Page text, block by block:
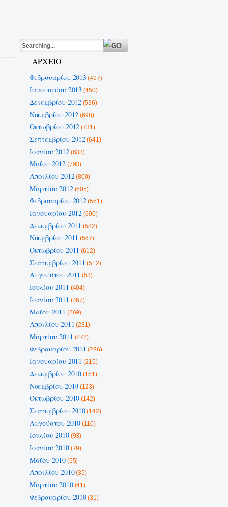
ΑΡΧΕΙΟ
Φεβρουαρίου 2013 (497)
Ιανουαρίου 2013 (450)
Δεκεμβρίου 2012(536)
Νοεμβρίου 2012(698)
Οκτωβρίου 2012(731)
Σεπτεμβρίου 2012(641)
Ιουνίου 2012(633)
Μαΐου 2012(793)
Απριλίου 2012(800)
Μαρτίου 2012(605)
Φεβρουαρίου 2012(551)
Ιανουαρίου 2012(600)
Δεκεμβρίου 2011 (582)
Νοεμβρίου 2011 (567)
Οκτωβρίου 2011 (612)
Σεπτεμβρίου 2011 (512)
Αυγούστου 2011 (53)
Ιουλίου 2011 (404)
Ιουνίου 2011 (467)
Μαΐου 2011 (269)
Απριλίου 2011 (231)
Μαρτίου 2011 (272)
Φεβρουαρίου 2011 (236)
Ιανουαρίου 2011 (215)
Δεκεμβρίου 2010(151)
Νοεμβρίου 2010(123)
Οκτωβρίου 2010(142)
Σεπτεμβρίου 2010(142)
Αυγούστου 2010(110)
Ιουλίου 2010(93)
Ιουνίου 2010(79)
Μαΐου 2010(55)
Απριλίου 2010(35)
Μαρτίου 2010(41)
Φεβρουαρίου 2010(31)